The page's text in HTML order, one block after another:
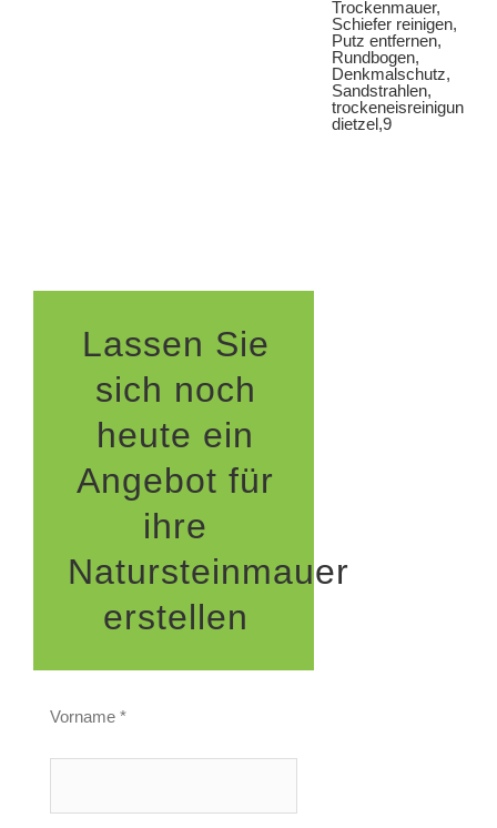
Lassen Sie
sich noch
heute ein
Angebot für
ihre
Natursteinmauer
erstellen
Vorname *